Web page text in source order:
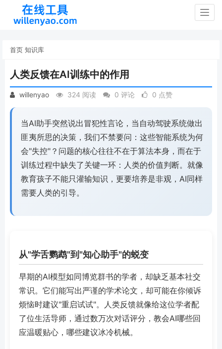
首页 知识库
人类反馈在AI训练中的作用
willenyao 324 阅读 0 评论 0 点赞
当AI助手突然说出冒犯性言论，当自动驾驶系统做出
匪夷所思的决策，我们不禁要问：这些智能系统为何
会"失控"？问题的核心往往不在于算法本身，而在于
训练过程中缺失了关键一环：人类的价值判断。就像
教育孩子不能只灌输知识，更要培养是非观，AI同样
需要人类的引导。
从"学舌鹦鹉"到"知心助手"的蜕变
早期的AI模型如同博览群书的学者，却缺乏基本社交
常识。它们能写出严谨的学术论文，却可能在你倾诉
烦恼时建议"重启试试"。人类反馈就像给这位学者配
了位生活导师，通过数万次对话评分，教会AI哪些回
应温暖贴心，哪些建议冰冷机械。